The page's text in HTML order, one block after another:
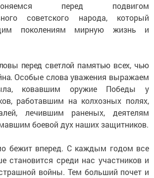
перед подвигом
советского народа, который
поколениям мирную жизнь и
перед светлой памятью всех, чью
Особые слова уважения выражаем
ковавшим оружие Победы у
работавшим на колхозных полях,
лечившим раненых, деятелям
боевой дух наших защитников.
бежит вперед. С каждым годом все
становится среди нас участников и
войны. Тем больший почет и